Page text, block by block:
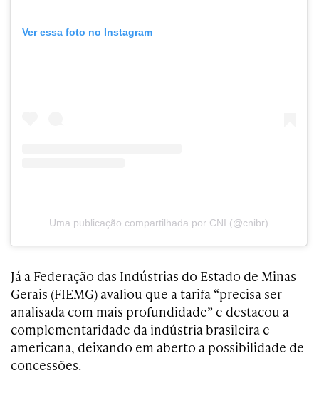
Ver essa foto no Instagram
Uma publicação compartilhada por CNI (@cnibr)
Já a Federação das Indústrias do Estado de Minas
Gerais (FIEMG) avaliou que a tarifa “precisa ser
analisada com mais profundidade” e destacou a
complementaridade da indústria brasileira e
americana, deixando em aberto a possibilidade de
concessões.